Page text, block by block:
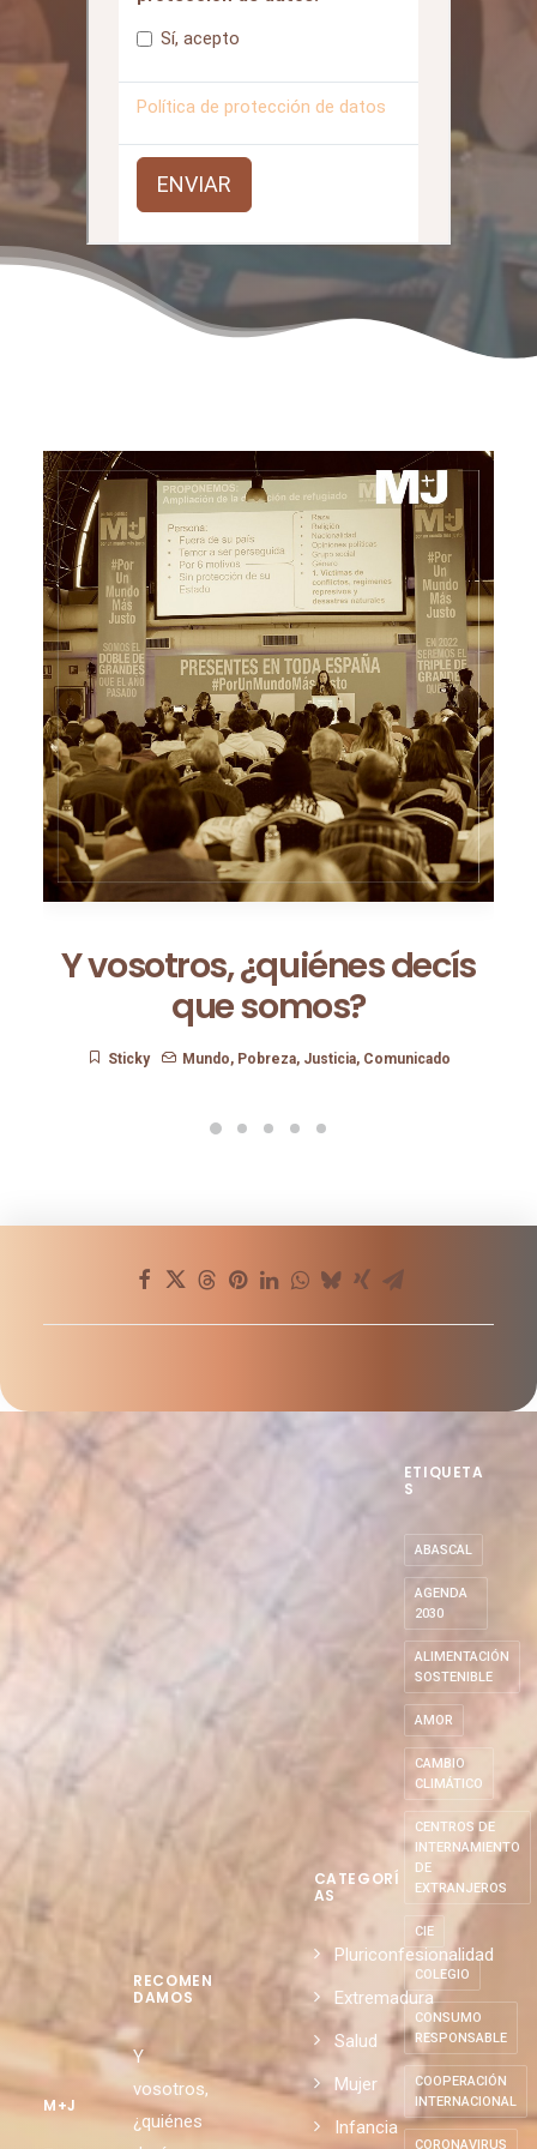
Y vosotros, ¿quiénes decís
RECOMEN
DAMOS
Y
CATEGORÍ
Pluriconfesionalidad
Extremadura
Salud
ETIQUETA
S
ABASCAL
AGENDA
2030
ALIMENTACIÓN
SOSTENIBLE
AMOR
CAMBIO
CLIMÁTICO
CENTROS DE
INTERNAMIENTO
DE
EXTRANJEROS
CIE
COLEGIO
CONSUMO
RESPONSABLE